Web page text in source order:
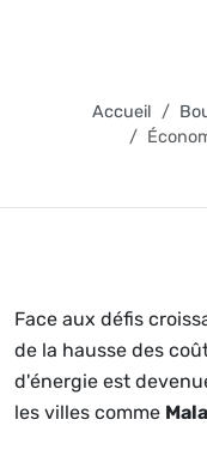
Accueil
Face aux défis
de la hausse des
d'énergie est
les villes comme